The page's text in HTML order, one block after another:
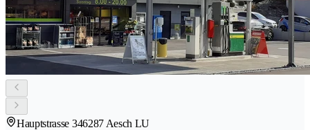
Hauptstrasse 346287 Aesch LU